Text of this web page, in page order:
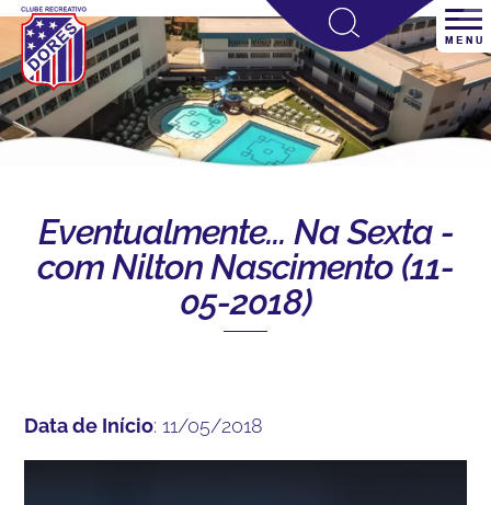
Eventualmente... Na Sexta -
com Nilton Nascimento (11-
05-2018)
Data de Início: 11/05/2018